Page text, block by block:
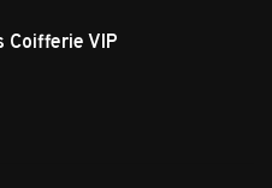
Coifferie VIP